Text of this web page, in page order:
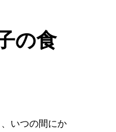
の食
いつの間にか